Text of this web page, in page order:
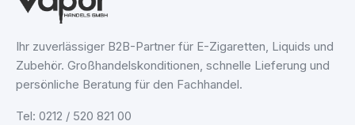
Ihr zuverlässiger B2B-Partner für E-Zigaretten, Liquids und
Zubehör. Großhandelskonditionen, schnelle Lieferung und
persönliche Beratung für den Fachhandel.
Tel: 0212 / 520 821 00